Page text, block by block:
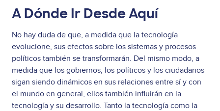
A Dónde Ir Desde Aquí
No hay duda de que, a medida que la tecnología
evolucione, sus efectos sobre los sistemas y procesos
políticos también se transformarán. Del mismo modo, a
medida que los gobiernos, los políticos y los ciudadanos
sigan siendo dinámicos en sus relaciones entre sí y con
el mundo en general, ellos también influirán en la
tecnología y su desarrollo. Tanto la tecnología como la